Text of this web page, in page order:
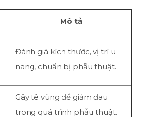
Mô tả
Đánh giá kích thước, vị trí u
nang, chuẩn bị phẫu thuật.
Gây tê vùng để giảm đau
trong quá trình phẫu thuật.